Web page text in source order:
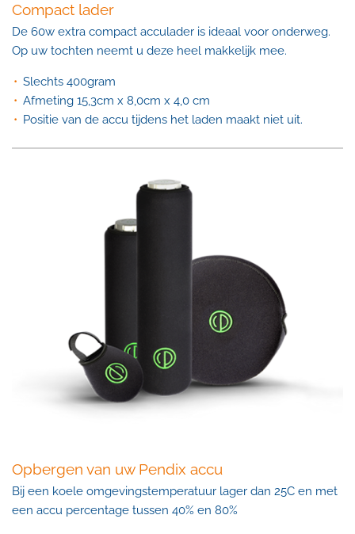
Compact lader
De 60w extra compact acculader is ideaal voor onderweg.
Op uw tochten neemt u deze heel makkelijk mee.
Slechts 400gram
Afmeting 15,3cm x 8,0cm x 4,0 cm
Positie van de accu tijdens het laden maakt niet uit.
Opbergen van uw Pendix accu
Bij een koele omgevingstemperatuur lager dan 25C en met
een accu percentage tussen 40% en 80%